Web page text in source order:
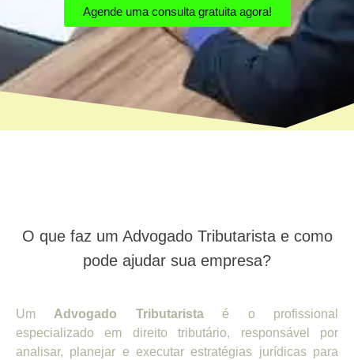
Agende uma consulta gratuita agora!
O que faz um Advogado Tributarista e como
pode ajudar sua empresa?
Um Advogado Tributaristaé o profissional
especializado em direito tributário, responsável por
analisar, planejar e executar estratégias jurídicas para